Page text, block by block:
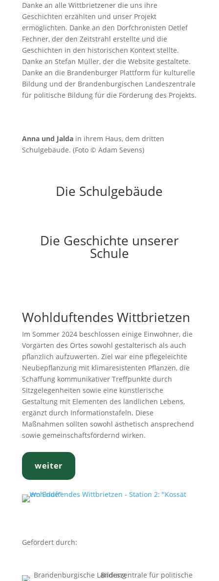
Danke an alle Wittbrietzener die uns ihre
Geschichten erzählten und unser Projekt
ermöglichten. Danke an den Dorfchronisten Detlef
Fechner, der den Zeitstrahl erstellte und die
Geschichten in den historischen Kontext stellte.
Danke an Stefan Müller, der die Website gestaltete.
Danke an die Brandenburger Plattform für kulturelle
Bildung und der Brandenburgischen Landeszentrale
für politische Bildung für die Förderung des Projekts.
Anna und Jaldain ihrem Haus, dem dritten
Schulgebäude. (Foto © Adam Sevens)
Die Schulgebäude
Die Geschichte unserer
Schule
Wohlduftendes Wittbrietzen
Im Sommer 2024 beschlossen einige Einwohner, die
Vorgärten des Ortes sowohl gestalterisch als auch
pflanzlich aufzuwerten. Ziel war eine pflegeleichte
Neubepflanzung mit klimaresistenten Pflanzen, die
Schaffung kommunikativer Treffpunkte durch
Sitzgelegenheiten sowie eine künstlerische
Gestaltung mit Elementen des ländlichen Lebens,
ergänzt durch Informationstafeln. Diese
Maßnahmen sollten sowohl ästhetisch ansprechend
sowie gemeinschaftsfördernd wirken.
weiter
Gefördert durch: